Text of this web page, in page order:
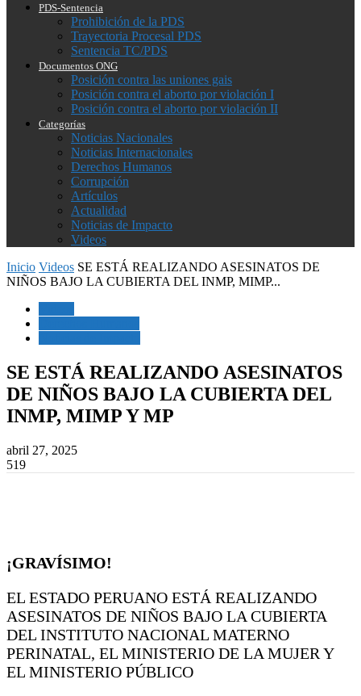
PDS-Sentencia
Prohibición de la PDS
Trayectoria Procesal PDS
Sentencia TC/PDS
Documentos ONG
Posición contra las uniones gais
Posición contra el aborto por violación I
Posición contra el aborto por violación II
Categorías
Noticias Nacionales
Noticias Internacionales
Derechos Humanos
Corrupción
Artículos
Actualidad
Noticias de Impacto
Videos
Inicio Videos SE ESTÁ REALIZANDO ASESINATOS DE
NIÑOS BAJO LA CUBIERTA DEL INMP, MIMP...
SE ESTÁ REALIZANDO ASESINATOS
DE NIÑOS BAJO LA CUBIERTA DEL
INMP, MIMP Y MP
abril 27, 2025
519
¡GRAVÍSIMO!
EL ESTADO PERUANO ESTÁ REALIZANDO
ASESINATOS DE NIÑOS BAJO LA CUBIERTA
DEL INSTITUTO NACIONAL MATERNO
PERINATAL, EL MINISTERIO DE LA MUJER Y
EL MINISTERIO PÚBLICO